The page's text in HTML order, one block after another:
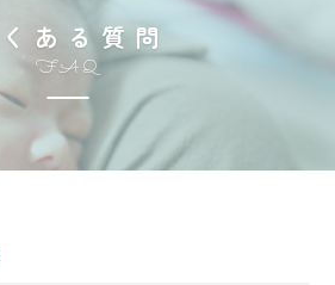
く あ る質 問
FAQ